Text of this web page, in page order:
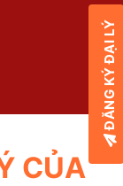
CỦA
ĐĂNG KÝ ĐẠI LÝ